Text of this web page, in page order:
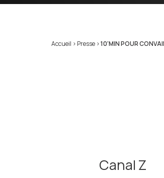
Accueil > Presse >10'MIN POUR
Canal Z